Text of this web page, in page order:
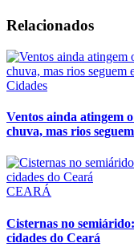
Relacionados
Cidades
Ventos ainda atingem
chuva, mas rios
CEARÁ
Cisternas no
cidades do Ceará